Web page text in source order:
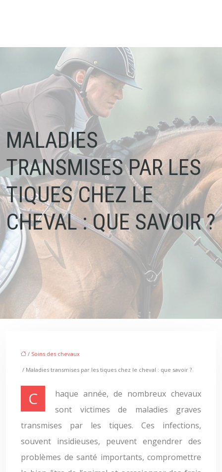
MALADIES
TRANSMISES PAR LES
TIQUES CHEZ LE
CHEVAL : QUE SAVOIR ?
/ Soins des chevaux
/ Maladies transmises par les tiques chez le cheval : que savoir ?
Chaque année, de nombreux chevaux
sont victimes de maladies graves
transmises par les tiques. Ces infections,
souvent insidieuses, peuvent engendrer des
problèmes de santé importants, compromettre